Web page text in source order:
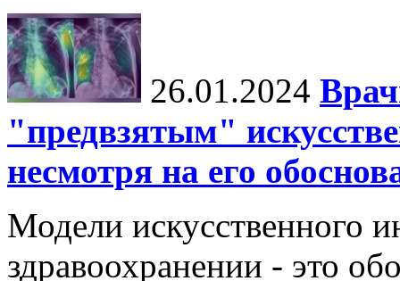
26.01.2024
"предвзятым"
несмотря на его
Модели искусственного
здравоохранении - это